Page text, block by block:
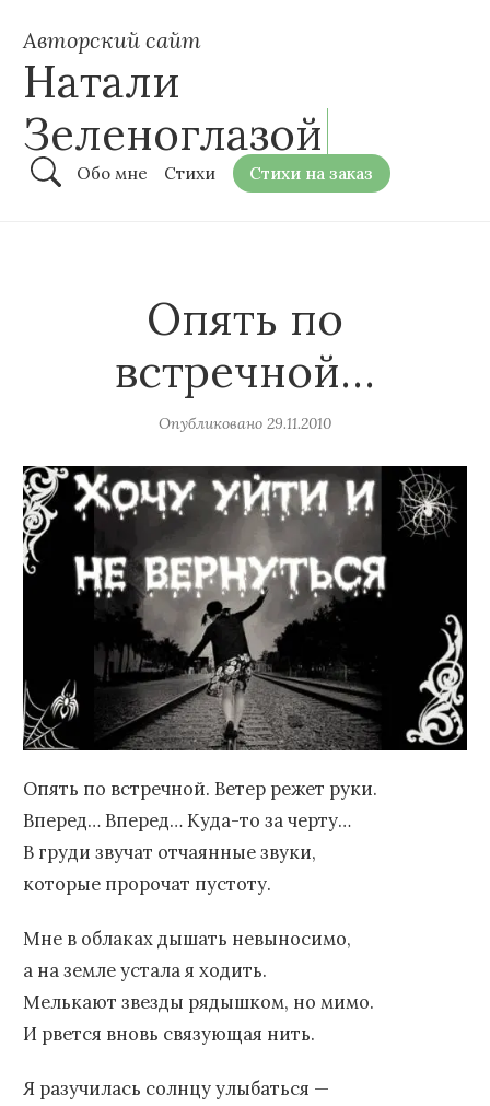
Авторский сайт
Натали
Зеленоглазой
Обо мне Стихи Стихи на заказ
Опять по
встречной…
Опубликовано 29.11.2010
Опять по встречной. Ветер режет руки.
Вперед… Вперед… Куда-то за черту…
В груди звучат отчаянные звуки,
которые пророчат пустоту.
Мне в облаках дышать невыносимо,
а на земле устала я ходить.
Мелькают звезды рядышком, но мимо.
И рвется вновь связующая нить.
Я разучилась солнцу улыбаться —